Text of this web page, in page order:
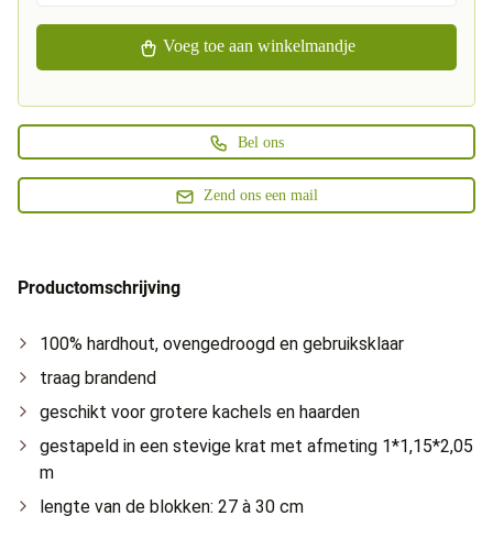
Voeg toe aan winkelmandje
Bel ons
Zend ons een mail
Productomschrijving
100% hardhout, ovengedroogd en gebruiksklaar
traag brandend
geschikt voor grotere kachels en haarden
gestapeld in een stevige krat met afmeting 1*1,15*2,05
m
lengte van de blokken: 27 à 30 cm